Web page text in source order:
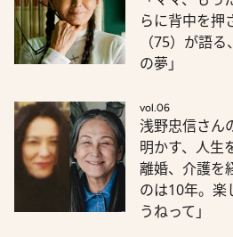
らに背中を押
（75）が語
の夢」
vol.06
浅野忠信さん
明かす、人生
離婚、介護を
のは10年。楽
うねって」